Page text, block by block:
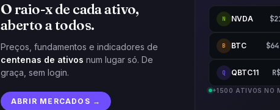
O raio-x de cada ativo,
aberto a todos.
Preços, fundamentos e indicadores de
centenas de ativos num lugar só. De
graça, sem login.
ABRIR MERCADOS →
N NVDA
B BTC
Q QBTC11
+1500 ATIVOS NO